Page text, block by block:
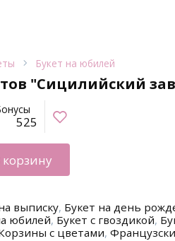
Букет на юбилей
"Сицилийский
525
корзину
выписку, Букет на день
юбилей, Букет с гвоздикой,
с цветами,